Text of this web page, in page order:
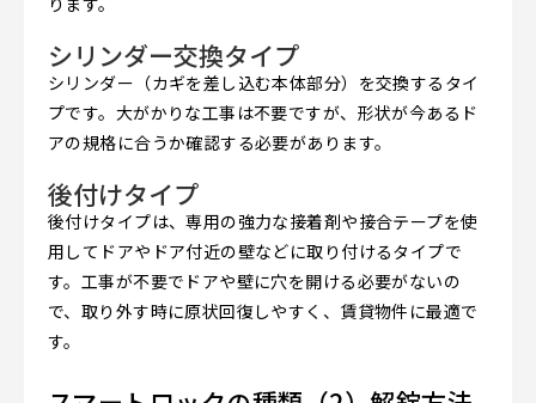
シリンダー交換タイプ
シリンダー（カギを差し込む本体部分）を交換するタイ
プです。大がかりな工事は不要ですが、形状が今あるド
アの規格に合うか確認する必要があります。
後付けタイプ
後付けタイプは、専用の強力な接着剤や接合テープを使
用してドアやドア付近の壁などに取り付けるタイプで
す。工事が不要でドアや壁に穴を開ける必要がないの
で、取り外す時に原状回復しやすく、賃貸物件に最適で
す。